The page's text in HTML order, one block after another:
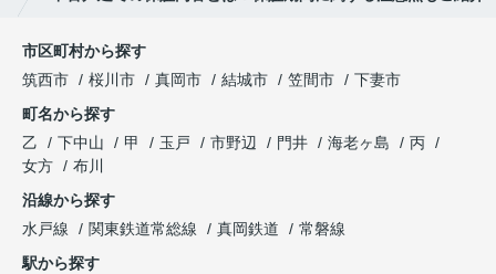
市区町村から探す
筑西市
桜川市 真岡市 結城市 笠間市
下妻市
町名から探す
乙
下中山 甲 玉戸 市野辺 門井 海老ヶ島
丙
女方
布川
沿線から探す
水戸線
関東鉄道常総線 真岡鉄道
常磐線
駅から探す